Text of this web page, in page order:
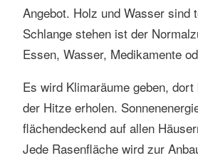
Angebot. Holz und Wasser sind
Schlange stehen ist der
Essen, Wasser, Medikamente
Es wird Klimaräume geben,
der Hitze erholen.
flächendeckend auf allen
Jede Rasenfläche wird zur